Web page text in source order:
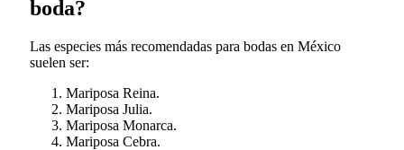
boda?
Las especies más recomendadas para bodas en México
suelen ser:
Mariposa Reina.
Mariposa Julia.
Mariposa Monarca.
Mariposa Cebra.